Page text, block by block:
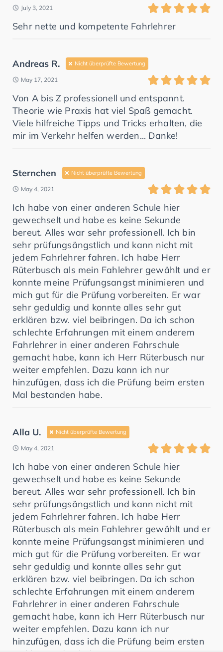
July 3, 2021
Sehr nette und kompetente Fahrlehrer
Andreas R. Nicht überprüfte Bewertung
May 17, 2021
Von A bis Z professionell und entspannt.
Theorie wie Praxis hat viel Spaß gemacht.
Viele hilfreiche Tipps und Tricks erhalten, die
mir im Verkehr helfen werden... Danke!
Sternchen Nicht überprüfte Bewertung
May 4, 2021
Ich habe von einer anderen Schule hier
gewechselt und habe es keine Sekunde
bereut. Alles war sehr professionell. Ich bin
sehr prüfungsängstlich und kann nicht mit
jedem Fahrlehrer fahren. Ich habe Herr
Rüterbusch als mein Fahlehrer gewählt und er
konnte meine Prüfungsangst minimieren und
mich gut für die Prüfung vorbereiten. Er war
sehr geduldig und konnte alles sehr gut
erklären bzw. viel beibringen. Da ich schon
schlechte Erfahrungen mit einem anderem
Fahrlehrer in einer anderen Fahrschule
gemacht habe, kann ich Herr Rüterbusch nur
weiter empfehlen. Dazu kann ich nur
hinzufügen, dass ich die Prüfung beim ersten
Mal bestanden habe.
Alla U. Nicht überprüfte Bewertung
May 4, 2021
Ich habe von einer anderen Schule hier
gewechselt und habe es keine Sekunde
bereut. Alles war sehr professionell. Ich bin
sehr prüfungsängstlich und kann nicht mit
jedem Fahrlehrer fahren. Ich habe Herr
Rüterbusch als mein Fahlehrer gewählt und er
konnte meine Prüfungsangst minimieren und
mich gut für die Prüfung vorbereiten. Er war
sehr geduldig und konnte alles sehr gut
erklären bzw. viel beibringen. Da ich schon
schlechte Erfahrungen mit einem anderem
Fahrlehrer in einer anderen Fahrschule
gemacht habe, kann ich Herr Rüterbusch nur
weiter empfehlen. Dazu kann ich nur
hinzufügen, dass ich die Prüfung beim ersten